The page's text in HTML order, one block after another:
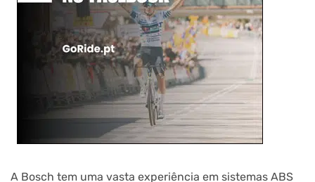
A Bosch tem uma vasta experiência em sistemas ABS